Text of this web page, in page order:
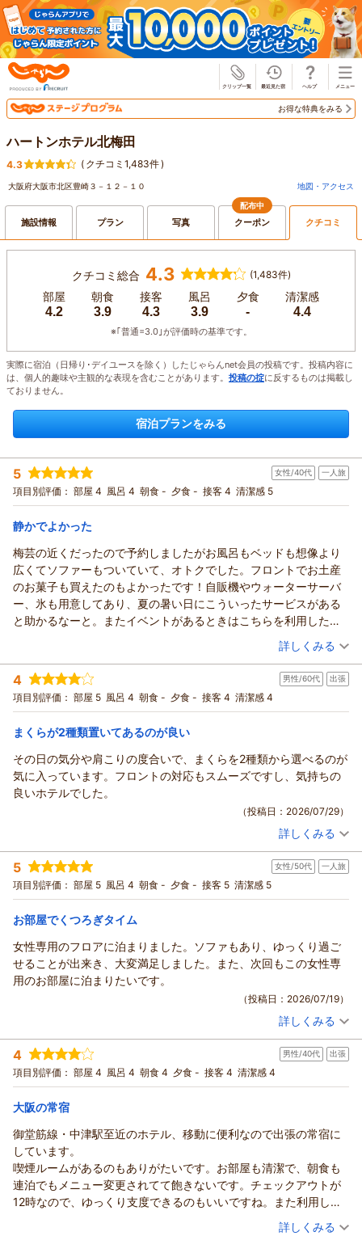
お得な特典をみる
ハートンホテル北梅田
4.3 ( クチコミ1,483件)
大阪府大阪市北区豊崎３－１２－１０ 地図・アクセス
施設情報 プラン 写真
配布中
クーポン クチコミ
クチコミ総合 4.3 (1,483件)
部屋
4.2
朝食
3.9
接客
4.3
風呂
3.9
夕食
-
清潔感
4.4
※｢普通=3.0｣が評価時の基準です。
実際に宿泊（日帰り･デイユースを除く）したじゃらんnet会員の投稿です。投稿内容に
は、個人的趣味や主観的な表現を含むことがあります。 投稿の掟に反するものは掲載し
ておりません。
宿泊プランをみる
5 女性/40代 一人旅
項目別評価： 部屋 4 風呂 4 朝食 - 夕食 - 接客 4 清潔感 5
静かでよかった
梅芸の近くだったので予約しましたがお風呂もベッドも想像より
広くてソファーもついていて、オトクでした。フロントでお土産
のお菓子も買えたのもよかったです！自販機やウォーターサーバ
ー、氷も用意してあり、夏の暑い日にこういったサービスがある
と助かるなーと。またイベントがあるときはこちらを利用したい
（投稿日：2026/08/02）
宿泊時期： 2026年07月宿泊 (一人旅)
投稿者： ururuさん
宿泊プラン： 【早期割30】＜素泊まり＞宿泊日より30日以上前のご予約
で"もっとお得"！早期予約プラン
シングル 食事なし
宿泊価格帯： 14,001～15,000円(大人一人あたり/税込)
ハートンホテル北梅田からの返信
この度はハートンホテル北梅田をご利用いただき、誠にありが
とうございます。
また、ご多忙の中温かいご感想をお寄せいただきましたこと、
梅田芸術劇場でのイベントはいかがでしたでしょうか。
当ホテルの立地がお客様の旅のお役に立てたのであれば幸いで
す。
お部屋の広さや設備についてもご満足いただけたとのこと、大
変嬉しく拝読いたしました。
ただけたのであれば何よりでございます。
また、館内のサービスにつきましてもお褒めの言葉をいただ
き、スタッフ一同大変励みになります。
特に連日の暑さが続く中、ウォーターサーバーや氷のサービス
が少しでも涼を感じる助けとなったようで安心いたしました。
フロントでのショッピングもお楽しみいただけたようで光栄で
す。
今後もお客様に「また泊まりたい」と思っていただけるよう、
サービスの向上に努めてまいります。
またイベント等でこちらへお越しの際は、ぜひ当ホテルをご利
お客様のまたのお越しを、スタッフ一同心よりお待ち申し上げ
ております。
（返信日：2026/08/04）
詳しくみる
4 男性/60代 出張
項目別評価： 部屋 5 風呂 4 朝食 - 夕食 - 接客 4 清潔感 4
まくらが2種類置いてあるのが良い
その日の気分や肩こりの度合いで、まくらを2種類から選べるのが
気に入っています。フロントの対応もスムーズですし、気持ちの
良いホテルでした。
（投稿日：2026/07/29）
投稿者： よーすけさん(男性/60代)
宿泊プラン： 【じゃらんのお得な10日間】【ポイントアップが嬉しい☆】ポ
イント10％プラン（素泊まり）
シングル 食事なし
宿泊価格帯： 10,001～11,000円(大人一人あたり/税込)
この度はハートンホテル北梅田をご利用いただき、誠にありが
とうございます。
また、お忙しい中温かいご感想をお寄せいただきましたこと、
枕の貸し出しサービスにつきまして、お客様の体調や気分に合
わせてお選びいただけたとのこと、大変嬉しく存じます。
快適な眠りのお手伝いができましたことは、私共にとっても何
よりの喜びでございます。
また、フロントスタッフの対応につきましてもお褒めの言葉を
いただき、大変励みになります。
できるよう、スタッフ一同努めてまいります。
これからも皆様に癒やしのひとときを提供できるホテルを目指
してまいります。
お客様のまたのお越しを、心よりお待ち申し上げております。
（返信日：2026/07/31）
詳しくみる
5 女性/50代 一人旅
項目別評価： 部屋 5 風呂 4 朝食 - 夕食 - 接客 5 清潔感 5
お部屋でくつろぎタイム
女性専用のフロアに泊まりました。ソファもあり、ゆっくり過ご
せることが出来き、大変満足しました。また、次回もこの女性専
用のお部屋に泊まりたいです。
（投稿日：2026/07/19）
投稿者： りとるさん(女性/50代)
宿泊プラン： 【じゃらんスペシャルウィーク】【ポイントアップが嬉しい
★】ポイント10％プラン♪（素泊まり）
シングル 食事なし
宿泊価格帯： 8,001～9,000円(大人一人あたり/税込)
この度はハートンホテル北梅田をご利用いただき、誠にありが
とうございます。
女性専用フロアでのご滞在にご満足いただけたとのこと、大変
嬉しく拝見いたしました。
お部屋のソファでごゆっくりお寛ぎいただき、日頃の疲れを癒
詳しくみる
4 男性/40代 出張
項目別評価： 部屋 4 風呂 4 朝食 4 夕食 - 接客 4 清潔感 4
大阪の常宿
御堂筋線・中津駅至近のホテル、移動に便利なので出張の常宿に
しています。
喫煙ルームがあるのもありがたいです。お部屋も清潔で、朝食も
連泊でもメニュー変更されてて飽きないです。チェックアウトが
12時なので、ゆっくり支度できるのもいいですね。また利用した
（投稿日：2026/07/12）
詳しくみる